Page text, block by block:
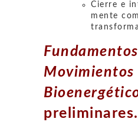
Cierre e
mente
Movimientos
preliminares.